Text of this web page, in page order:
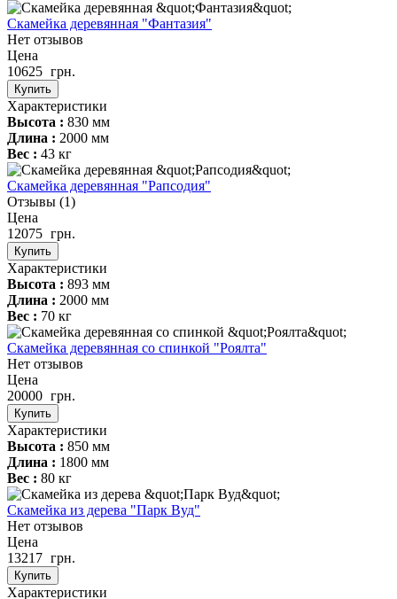
Скамейка деревянная "Фантазия"
Нет отзывов
Цена
10625 грн.
Купить
Характеристики
Высота : 830 мм
Длина : 2000 мм
Вес : 43 кг
Скамейка деревянная "Рапсодия"
Отзывы (1)
Цена
12075 грн.
Купить
Характеристики
Высота : 893 мм
Длина : 2000 мм
Вес : 70 кг
Скамейка деревянная со спинкой "Роялта"
Нет отзывов
Цена
20000 грн.
Купить
Характеристики
Высота : 850 мм
Длина : 1800 мм
Вес : 80 кг
Скамейка из дерева "Парк Вуд"
Нет отзывов
Цена
13217 грн.
Купить
Характеристики